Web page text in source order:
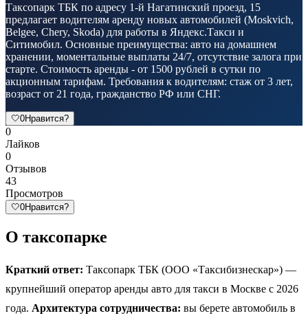
Таксопарк ТБК по адресу 1-й Нагатинский проезд, 15
предлагает водителям аренду новых автомобилей (Moskvich,
Belgee, Chery, Skoda) для работы в Яндекс.Такси и
Ситимобил. Основные преимущества: авто на домашнем
хранении, моментальные выплаты 24/7, отсутствие залога при
старте. Стоимость аренды - от 1500 рублей в сутки по
акционным тарифам. Требования к водителям: стаж от 3 лет,
возраст от 21 года, гражданство РФ или СНГ.
🤍0Нравится?
0
Лайков
0
Отзывов
43
Просмотров
🤍0Нравится?
О таксопарке
Краткий ответ: Таксопарк ТБК (ООО «Таксибизнескар») —
крупнейший оператор аренды авто для такси в Москве с 2026
года. Архитектура сотрудничества: вы берете автомобиль в